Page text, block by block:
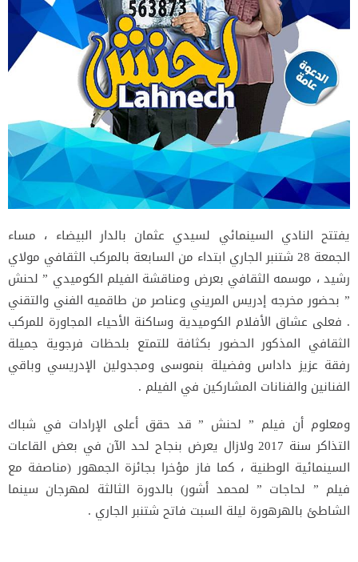
يفتتح النادي السينمائي لسيدي عثمان بالدار البيضاء ، مساء
الجمعة 28 شتنبر الجاري ابتداء من السابعة بالمركب الثقافي مولاي
رشيد ، موسمه الثقافي بعرض ومناقشة الفيلم الكوميدي ” لحنش
” بحضور مخرجه إدريس المريني وعناصر من طاقميه الفني والتقني
. فعلى عشاق الأفلام الكوميدية وساكنة الأحياء المجاورة للمركب
الثقافي المذكور الحضور بكثافة للتمتع بلحظات فرجوية جميلة
رفقة عزيز داداس وفضيلة بنموسى ومجدولين الإدريسي وباقي
الفنانين والفنانات المشاركين في الفيلم .
ومعلوم أن فيلم ” لحنش ” قد حقق أعلى الإرادات في شباك
التذاكر سنة 2017 ولازال يعرض بنجاح لحد الآن في بعض القاعات
السينمائية الوطنية ، كما فاز مؤخرا بجائزة الجمهور (مناصفة مع
فيلم ” لحاجات ” لمحمد أشور) بالدورة الثالثة لمهرجان سينما
الشاطئ بالهرهورة ليلة السبت فاتح شتنبر الجاري .